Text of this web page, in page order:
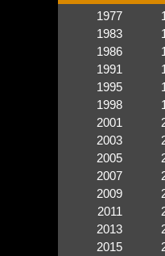
1977
1983
1986
1991
1995
1998
2001
2003
2005
2007
2009
2011
2013
2015